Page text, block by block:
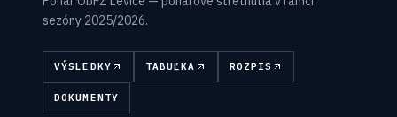
sezóny 2025/2026.
VÝSLEDKY TABUĽKA ROZPIS
DOKUMENTY